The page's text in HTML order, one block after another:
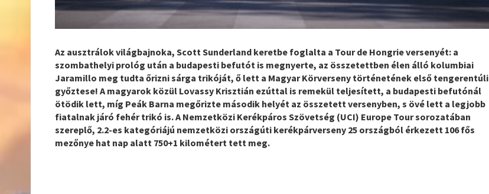
Az ausztrálok világbajnoka, Scott Sunderland keretbe foglalta a Tour de Hongrie versenyét: a
szombathelyi prológ után a budapesti befutót is megnyerte, az összetettben élen álló kolumbiai
Jaramillo meg tudta őrizni sárga trikóját, ő lett a Magyar Körverseny történetének első tengerentúli
győztese! A magyarok közül Lovassy Krisztián ezúttal is remekül teljesített, a budapesti befutónál
ötödik lett, míg Peák Barna megőrizte második helyét az összetett versenyben, s övé lett a legjobb
fiatalnak járó fehér trikó is. A Nemzetközi Kerékpáros Szövetség (UCI) Europe Tour sorozatában
szereplő, 2.2-es kategóriájú nemzetközi országúti kerékpárverseny 25 országból érkezett 106 fős
mezőnye hat nap alatt 750+1 kilométert tett meg.